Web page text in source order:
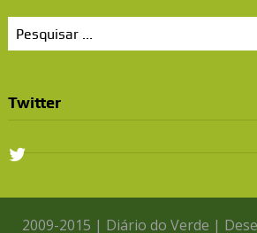
Twitter
2009-2015 | Diário do Verde |